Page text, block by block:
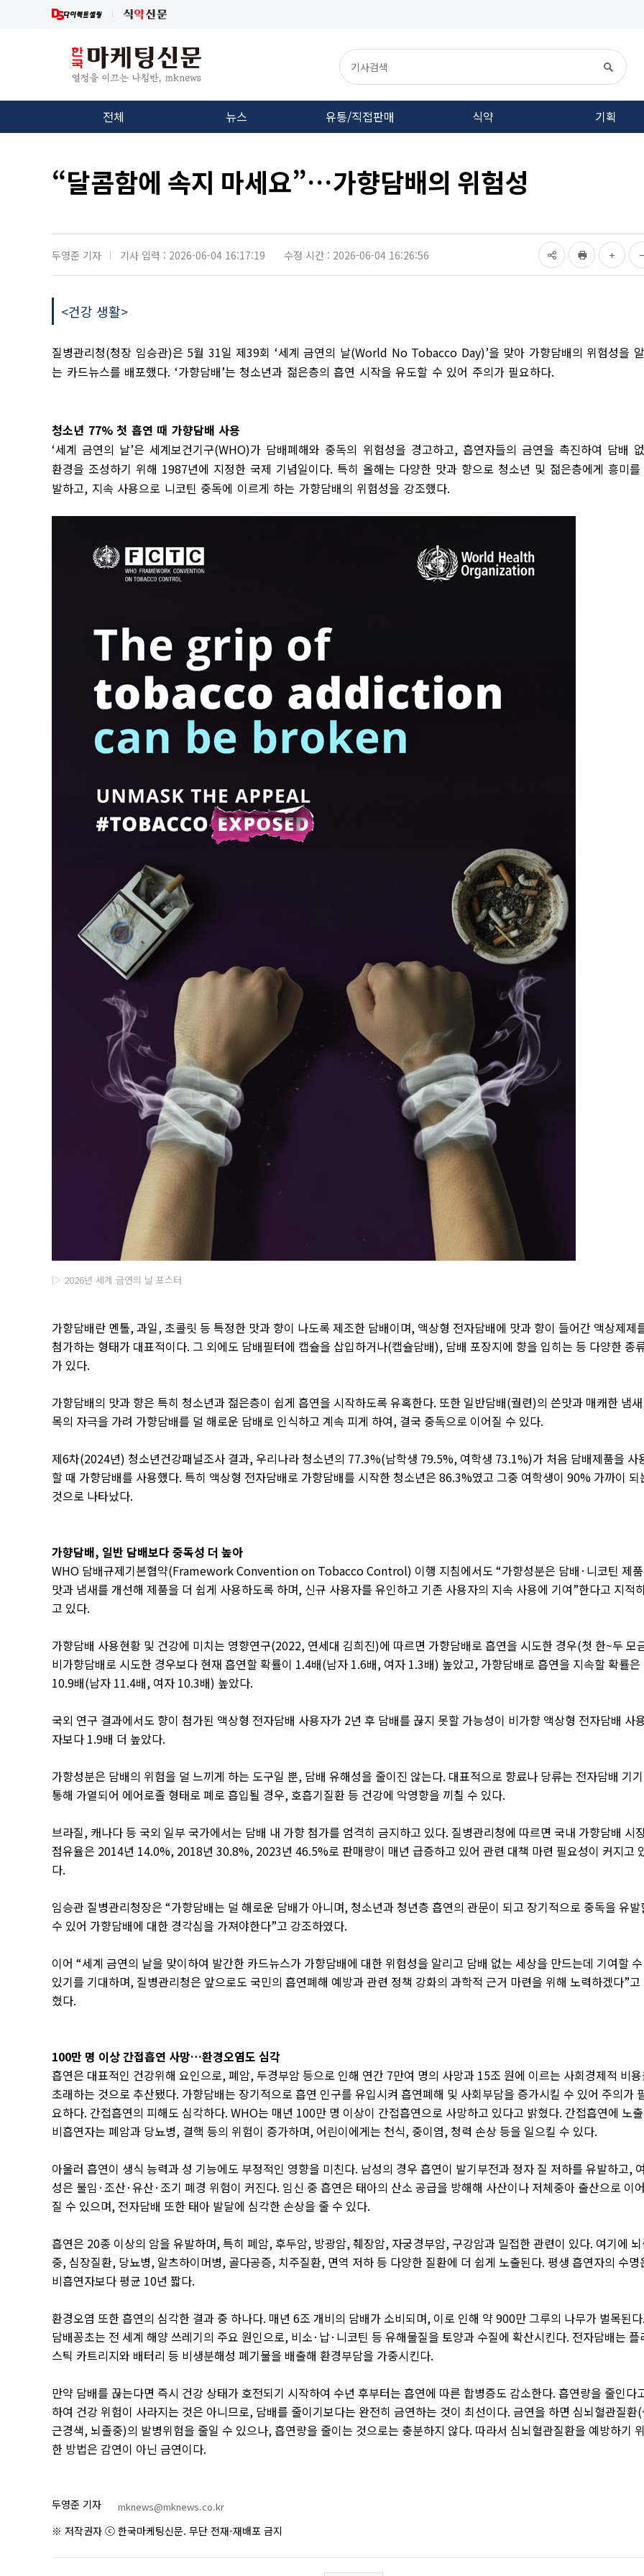
전체 뉴스 유통/직접판매 식약 기획
“달콤함에 속지 마세요”…가향담배의 위험성
두영준 기자 기사 입력 : 2026-06-04 16:17:19 수정 시간 : 2026-06-04 16:26:56
<건강 생활>
질병관리청(청장 임승관)은 5월 31일 제39회 ‘세계 금연의 날(World No Tobacco Day)’을 맞아 가향담배의 위험성을
는 카드뉴스를 배포했다. ‘가향담배’는 청소년과 젊은층의 흡연 시작을 유도할 수 있어 주의가 필요하다.
청소년 77% 첫 흡연 때 가향담배 사용
‘세계 금연의 날’은 세계보건기구(WHO)가 담배폐해와 중독의 위험성을 경고하고, 흡연자들의 금연을 촉진하여 담배
환경을 조성하기 위해 1987년에 지정한 국제 기념일이다. 특히 올해는 다양한 맛과 향으로 청소년 및 젊은층에게 흥미를
발하고, 지속 사용으로 니코틴 중독에 이르게 하는 가향담배의 위험성을 강조했다.
▷ 2026년 세계 금연의 날 포스터
가향담배란 멘톨,과일, 초콜릿 등 특정한 맛과 향이 나도록 제조한 담배이며, 액상형 전자담배에 맛과 향이 들어간 액상제제
첨가하는 형태가 대표적이다. 그 외에도 담배필터에 캡슐을 삽입하거나(캡슐담배), 담배 포장지에 향을 입히는 등 다양한 종
가 있다.
가향담배의 맛과 향은 특히 청소년과 젊은층이 쉽게 흡연을 시작하도록 유혹한다. 또한 일반담배(궐련)의 쓴맛과 매캐한 냄새
목의 자극을 가려 가향담배를 덜 해로운 담배로 인식하고 계속 피게 하여, 결국 중독으로 이어질 수 있다.
제6차(2024년) 청소년건강패널조사 결과, 우리나라 청소년의 77.3%(남학생 79.5%, 여학생 73.1%)가 처음 담배제품을 사
할 때 가향담배를 사용했다. 특히 액상형 전자담배로 가향담배를 시작한 청소년은 86.3%였고 그중 여학생이 90% 가까이 되
것으로 나타났다.
가향담배, 일반 담배보다 중독성 더 높아
WHO 담배규제기본협약(Framework Convention on Tobacco Control) 이행 지침에서도 “가향성분은 담배 · 니코틴 제
맛과 냄새를 개선해 제품을 더 쉽게 사용하도록 하며, 신규 사용자를 유인하고 기존 사용자의 지속 사용에 기여”한다고 지적
고 있다.
가향담배 사용현황 및 건강에 미치는 영향연구(2022, 연세대 김희진)에 따르면 가향담배로 흡연을 시도한 경우(첫 한~두 모
비가향담배로 시도한 경우보다 현재 흡연할 확률이 1.4배(남자 1.6배, 여자 1.3배) 높았고, 가향담배로 흡연을 지속할 확률은
10.9배(남자 11.4배, 여자 10.3배) 높았다.
국외 연구 결과에서도 향이 첨가된 액상형 전자담배 사용자가 2년 후 담배를 끊지 못할 가능성이 비가향 액상형 전자담배 사
자보다 1.9배 더 높았다.
가향성분은 담배의 위험을 덜 느끼게 하는 도구일 뿐, 담배 유해성을 줄이진 않는다. 대표적으로 향료나 당류는 전자담배 기
통해 가열되어 에어로졸 형태로 폐로 흡입될 경우, 호흡기질환 등 건강에 악영향을 끼칠 수 있다.
브라질, 캐나다 등 국외 일부 국가에서는 담배 내 가향 첨가를 엄격히 금지하고 있다. 질병관리청에 따르면 국내 가향담배 시
점유율은 2014년 14.0%, 2018년 30.8%, 2023년 46.5%로 판매량이 매년 급증하고 있어 관련 대책 마련 필요성이 커지고
다.
임승관 질병관리청장은 “가향담배는 덜 해로운 담배가 아니며, 청소년과 청년층 흡연의 관문이 되고 장기적으로 중독을 유발
수 있어 가향담배에 대한 경각심을 가져야한다”고 강조하였다.
이어 “세계 금연의 날을 맞이하여 발간한 카드뉴스가 가향담배에 대한 위험성을 알리고 담배 없는 세상을 만드는데 기여할 수
있기를 기대하며, 질병관리청은 앞으로도 국민의 흡연폐해 예방과 관련 정책 강화의 과학적 근거 마련을 위해 노력하겠다”고
혔다.
100만 명 이상 간접흡연 사망…환경오염도 심각
흡연은 대표적인 건강위해 요인으로,폐암, 두경부암 등으로 인해 연간 7만여 명의 사망과 15조 원에 이르는 사회경제적 비
초래하는 것으로 추산됐다. 가향담배는 장기적으로 흡연 인구를 유입시켜 흡연폐해 및 사회부담을 증가시킬 수 있어 주의가
요하다. 간접흡연의 피해도 심각하다. WHO는 매년 100만 명 이상이 간접흡연으로 사망하고 있다고 밝혔다. 간접흡연에 노
비흡연자는 폐암과 당뇨병, 결핵 등의 위험이 증가하며, 어린이에게는 천식, 중이염, 청력 손상 등을 일으킬 수 있다.
아울러 흡연이 생식 능력과 성 기능에도 부정적인 영향을 미친다. 남성의 경우 흡연이 발기부전과 정자 질 저하를 유발하고, 여
성은 불임 · 조산·유산· 조기 폐경 위험이 커진다. 임신 중 흡연은 태아의 산소 공급을 방해해 사산이나 저체중아 출산으로 이어
질 수 있으며, 전자담배 또한 태아 발달에 심각한 손상을 줄 수 있다.
흡연은 20종 이상의 암을 유발하며,특히 폐암, 후두암, 방광암,췌장암, 자궁경부암, 구강암과 밀접한 관련이 있다. 여기에
중,심장질환, 당뇨병, 알츠하이머병, 골다공증, 치주질환, 면역 저하 등 다양한 질환에 더 쉽게 노출된다. 평생 흡연자의 수명
비흡연자보다 평균 10년 짧다.
환경오염 또한 흡연의 심각한 결과 중 하나다. 매년 6조 개비의 담배가 소비되며, 이로 인해 약900만 그루의 나무가 벌목된다.
담배꽁초는 전 세계 해양 쓰레기의 주요 원인으로, 비소· 납· 니코틴 등 유해물질을 토양과 수질에 확산시킨다. 전자담배는 플
스틱 카트리지와 배터리 등 비생분해성 폐기물을 배출해 환경부담을 가중시킨다.
만약 담배를 끊는다면 즉시 건강 상태가 호전되기 시작하여 수년 후부터는 흡연에 따른 합병증도 감소한다. 흡연량을 줄인다
하여 건강 위험이 사라지는 것은 아니므로, 담배를 줄이기보다는 완전히 금연하는 것이 최선이다. 금연을 하면 심뇌혈관질환(
근경색, 뇌졸중)의 발병위험을 줄일 수 있으나, 흡연량을 줄이는 것으로는 충분하지 않다. 따라서 심뇌혈관질환을 예방하기 위
한 방법은 감연이 아닌 금연이다.
두영준 기자 mknews@mknews.co.kr
※ 저작권자 ⓒ 한국마케팅신문. 무단 전재-재배포 금지